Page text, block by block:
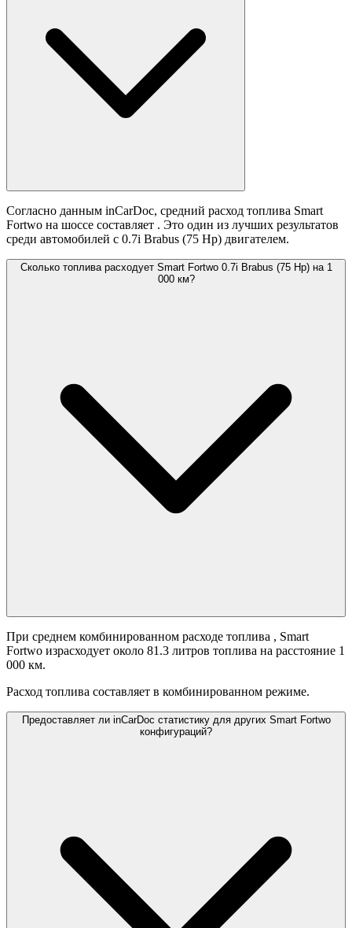
Согласно данным inCarDoc, средний расход топлива Smart
Fortwo на шоссе составляет . Это один из лучших результатов
среди автомобилей с 0.7i Brabus (75 Hp) двигателем.
Сколько топлива расходует Smart Fortwo 0.7i Brabus (75 Hp) на 1
000 км?
При среднем комбинированном расходе топлива , Smart
Fortwo израсходует около 81.3 литров топлива на расстояние 1
000 км.
Расход топлива составляет в комбинированном режиме.
Предоставляет ли inCarDoc статистику для других Smart Fortwo
конфигураций?